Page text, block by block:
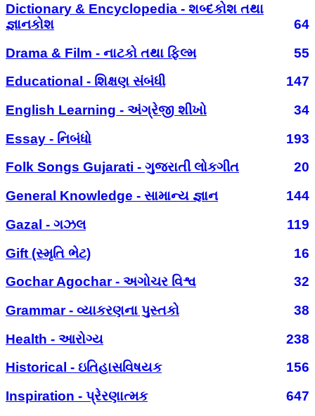
Dictionary & Encyclopedia - શબ્દકોશ તથા
જ્ઞાનકોશ
64
Drama & Film - નાટકો તથા ફિલ્મ
55
Educational - શિક્ષણ સંબંધી
147
English Learning - અંગ્રેજી શીખો
34
Essay - નિબંધો
193
Folk Songs Gujarati - ગુજરાતી લોકગીત
20
General Knowledge - સામાન્ય જ્ઞાન
144
Gazal - ગઝલ
119
Gift (સ્મૃતિ ભેટ)
16
Gochar Agochar - અગોચર વિશ્વ
32
Grammar - વ્યાકરણના પુસ્તકો
38
Health - આરોગ્ય
238
Historical - ઇતિહાસવિષયક
156
Inspiration - પ્રેરણાત્મક
647